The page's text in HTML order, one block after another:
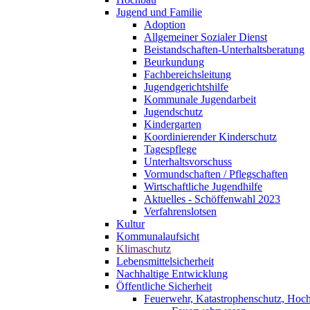
Jugend und Familie
Adoption
Allgemeiner Sozialer Dienst
Beistandschaften-Unterhaltsberatung
Beurkundung
Fachbereichsleitung
Jugendgerichtshilfe
Kommunale Jugendarbeit
Jugendschutz
Kindergarten
Koordinierender Kinderschutz
Tagespflege
Unterhaltsvorschuss
Vormundschaften / Pflegschaften
Wirtschaftliche Jugendhilfe
Aktuelles - Schöffenwahl 2023
Verfahrenslotsen
Kultur
Kommunalaufsicht
Klimaschutz
Lebensmittelsicherheit
Nachhaltige Entwicklung
Öffentliche Sicherheit
Feuerwehr, Katastrophenschutz,